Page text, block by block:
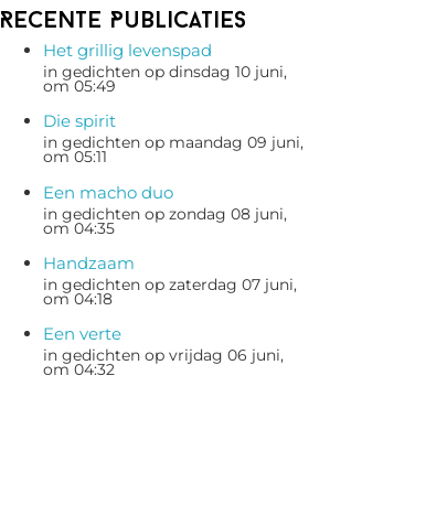
Recente Publicaties
Het grillig levenspad
in gedichten op dinsdag 10 juni,
om 05:49
Die spirit
in gedichten op maandag 09 juni,
om 05:11
Een macho duo
in gedichten op zondag 08 juni,
om 04:35
Handzaam
in gedichten op zaterdag 07 juni,
om 04:18
Een verte
in gedichten op vrijdag 06 juni,
om 04:32